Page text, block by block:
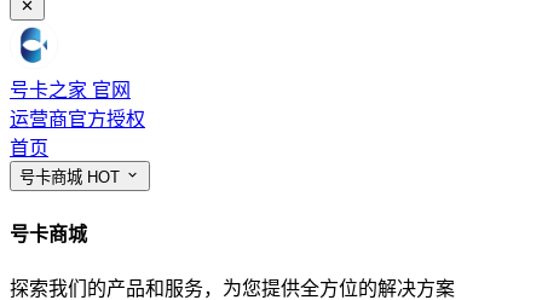
号卡之家 官网
运营商官方授权
首页
号卡商城 HOT
号卡商城
探索我们的产品和服务，为您提供全方位的解决方案